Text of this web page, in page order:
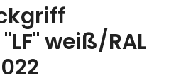
weiß/RAL